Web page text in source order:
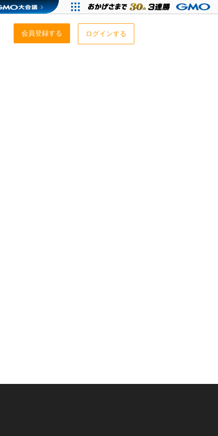
会員登録する ログインする